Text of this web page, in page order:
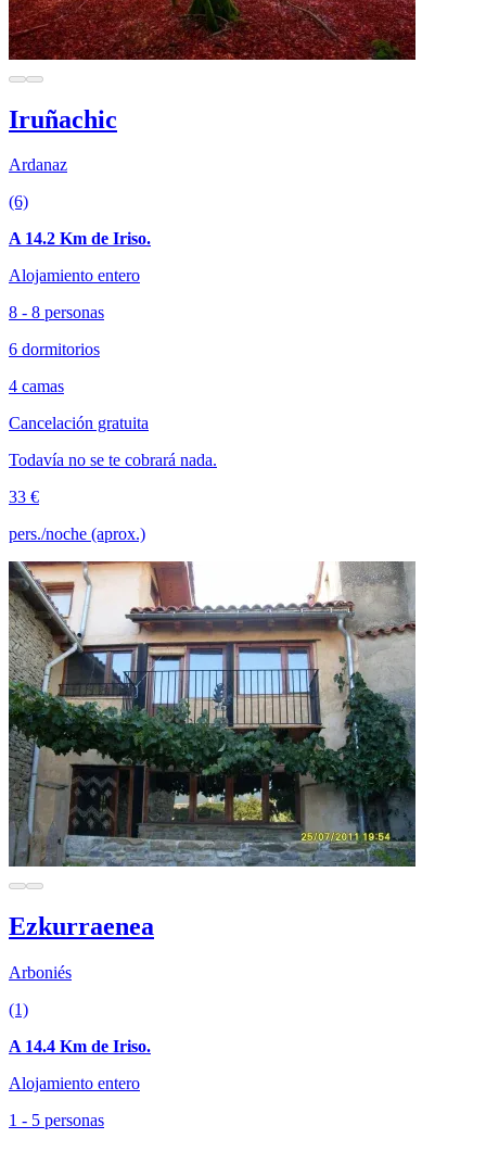
Iruñachic
Ardanaz
(6)
A 14.2 Km de Iriso.
Alojamiento entero
8 - 8 personas
6 dormitorios
4 camas
Cancelación gratuita
Todavía no se te cobrará nada.
33 €
pers./noche (aprox.)
Ezkurraenea
Arboniés
(1)
A 14.4 Km de Iriso.
Alojamiento entero
1 - 5 personas